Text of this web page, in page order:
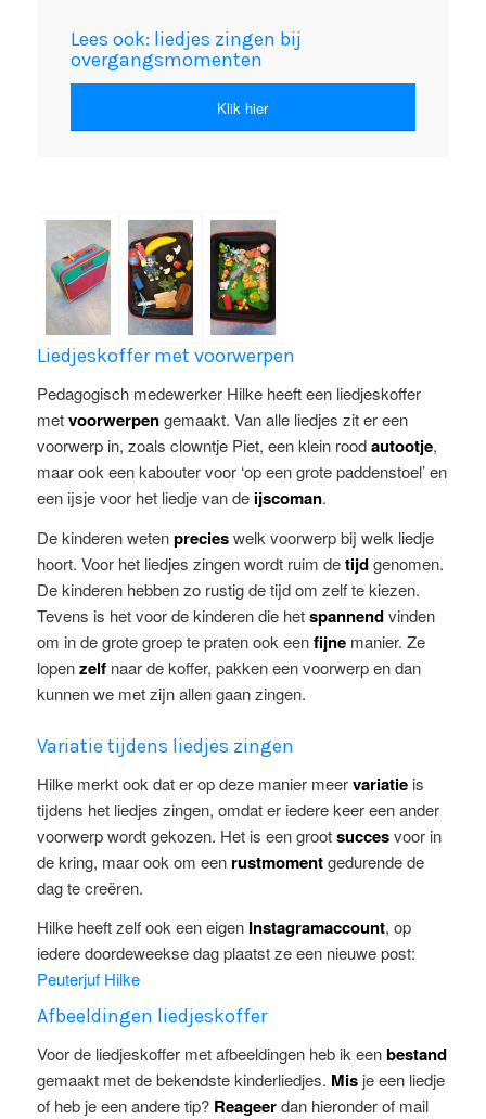
Lees ook: liedjes zingen bij
overgangsmomenten
Klik hier
Liedjeskoffer met voorwerpen
Pedagogisch medewerker Hilke heeft een liedjeskoffer
metvoorwerpengemaakt. Van alle liedjes zit er een
voorwerp in, zoals clowntje Piet, een klein roodautootje,
maar ook een kabouter voor ‘op een grote paddenstoel’ en
een ijsje voor het liedje van deijscoman.
De kinderen wetenprecieswelk voorwerp bij welk liedje
hoort. Voor het liedjes zingen wordt ruim detijdgenomen.
De kinderen hebben zo rustig de tijd om zelf te kiezen.
Tevens is het voor de kinderen die hetspannendvinden
om in de grote groep te praten ook eenfijnemanier. Ze
lopenzelfnaar de koffer, pakken een voorwerp en dan
kunnen we met zijn allen gaan zingen.
Variatie tijdens liedjes zingen
Hilke merkt ook dat er op deze manier meervariatieis
tijdens het liedjes zingen, omdat er iedere keer een ander
voorwerp wordt gekozen. Het is een grootsuccesvoor in
de kring, maar ook om een rustmomentgedurende de
dag te creëren.
Hilke heeft zelf ook een eigen Instagramaccount, op
iedere doordeweekse dag plaatst ze een nieuwe post:
Peuterjuf Hilke
Afbeeldingen liedjeskoffer
Voor de liedjeskoffer met afbeeldingen heb ik eenbestand
gemaakt met de bekendste kinderliedjes. Misje een liedje
of heb je een andere tip? Reageerdan hieronder of mail